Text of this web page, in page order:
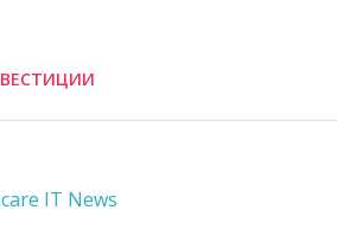
IT News